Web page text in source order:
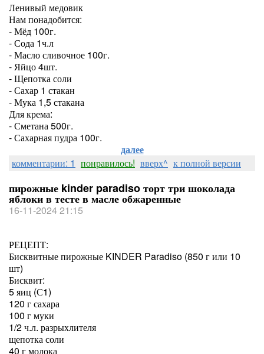
Ленивый медовик
Нам понадобится:
- Мёд 100г.
- Сода 1ч.л
- Масло сливочное 100г.
- Яйцо 4шт.
- Щепотка соли
- Сахар 1 стакан
- Мука 1,5 стакана
Для крема:
- Сметана 500г.
- Сахарная пудра 100г.
далее
комментарии: 1 понравилось! вверх^ к полной версии
пирожные kinder paradiso торт три шоколада
яблоки в тесте в масле обжаренные
16-11-2024 21:15
РЕЦЕПТ:
Бисквитные пирожные KINDER Paradiso (850 г или 10
шт)
Бисквит:
5 яиц (С1)
120 г сахара
100 г муки
1/2 ч.л. разрыхлителя
щепотка соли
40 г молока